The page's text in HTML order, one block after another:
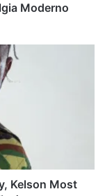
Moderno
Kelson Most